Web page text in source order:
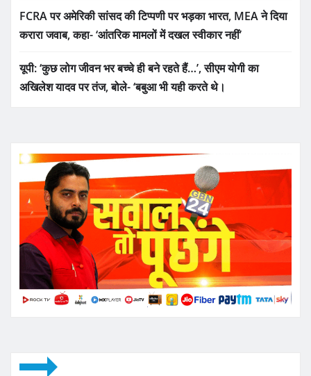
FCRA पर अमेरिकी सांसद की टिप्पणी पर भड़का भारत, MEA ने दिया
करारा जवाब, कहा- ‘आंतरिक मामलों में दखल स्वीकार नहीं’
यूपी: ‘कुछ लोग जीवन भर बच्चे ही बने रहते हैं…’, सीएम योगी का
अखिलेश यादव पर तंज, बोले- ‘बबुआ भी यही करते थे।